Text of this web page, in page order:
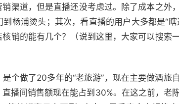
渠道，但是直播还没考虑过。除了成本之外
杨浦烫头；其次，看直播的用户大多都是“
销的能有几个？（说到这里，大家可以搜索
个做了20多年的“老旅游”，现在主要做酒旅
播间销售额现在能占到30%。在这之前，老